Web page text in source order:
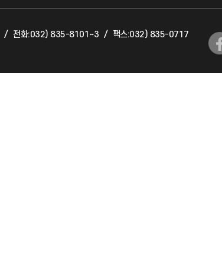
국제교류과
/ 전화:032) 835-8101~3 / 팩스:032) 835-0717